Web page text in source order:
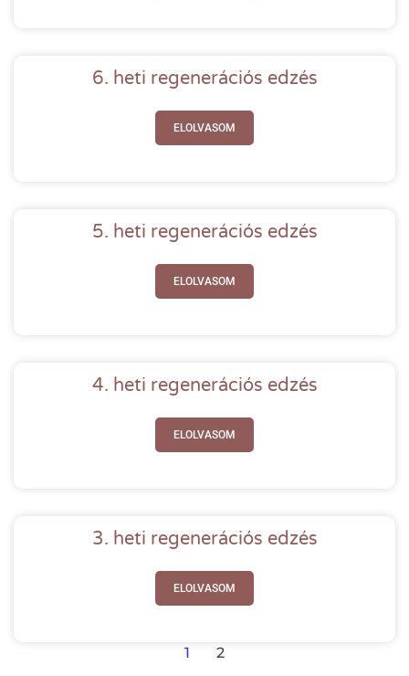
6. heti regenerációs edzés
ELOLVASOM
5. heti regenerációs edzés
ELOLVASOM
4. heti regenerációs edzés
ELOLVASOM
3. heti regenerációs edzés
ELOLVASOM
1 2